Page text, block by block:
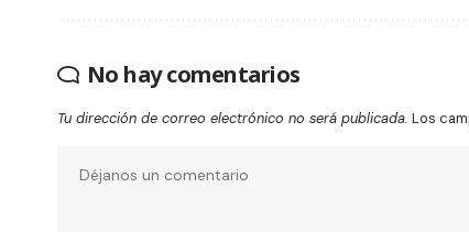
No hay comentarios
Tu dirección de correo electrónico no será publicada. Los